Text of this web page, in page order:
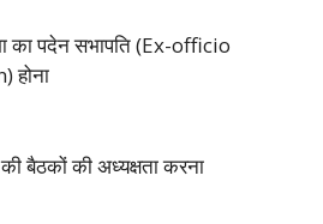
का पदेन सभापति (Ex-officio
होना
बैठकों की अध्यक्षता करना